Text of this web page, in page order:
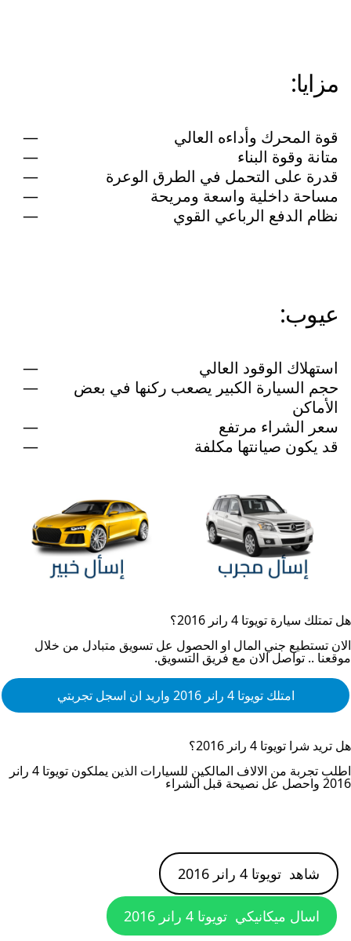
مزايا:
قوة المحرك وأداءه العالي
متانة وقوة البناء
قدرة على التحمل في الطرق الوعرة
مساحة داخلية واسعة ومريحة
نظام الدفع الرباعي القوي
عيوب:
استهلاك الوقود العالي
حجم السيارة الكبير يصعب ركنها في بعض
الأماكن
سعر الشراء مرتفع
قد يكون صيانتها مكلفة
هل تمتلك سيارة تويوتا 4 رانر 2016
؟
الان تستطيع جني المال او الحصول عل تسويق متبادل من خلال
موقعنا .. تواصل الان مع فريق التسويق.
امتلكتويوتا 4 رانر 2016 واريد ان اسجل تجربتي
هل تريد شرا تويوتا 4 رانر 2016
؟
اطلب تجربة من الالاف المالكين للسيارات الذين يملكون
تويوتا 4 رانر
2016 واحصل عل نصيحة قبل الشراء
شاهد تويوتا 4 رانر 2016
اسال ميكانيكي تويوتا 4 رانر 2016